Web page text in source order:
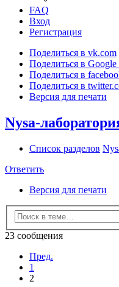
FAQ
Вход
Регистрация
Поделиться в vk.com
Поделиться в Google
Поделиться в
Поделиться в
Версия для печати
Nysa-
Список разделов
Ответить
Версия для печати
23 сообщения
Пред.
1
2